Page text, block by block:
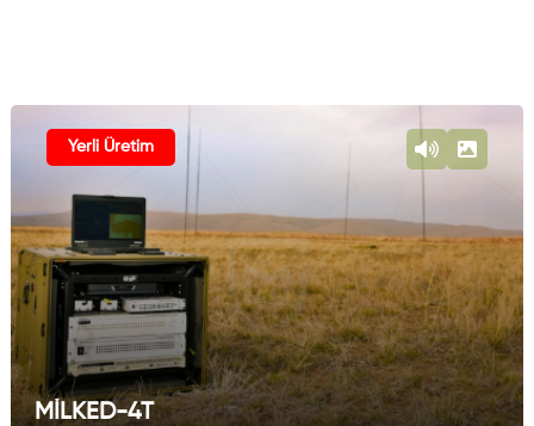
Yerli Üretim
MİLKED-4T